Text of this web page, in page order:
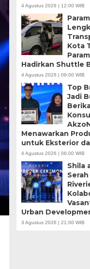
4 Agustus 2026 | 12:00 WIB
Kota
Hadirkan Shuttle
4 Agustus 2026 | 09:00 WIB
Top
Jadi
Menawarkan
untuk Eksterior
4 Agustus 2026 | 06:00 WIB
Shila
Urban
3 Agustus 2026 | 21:00 WIB